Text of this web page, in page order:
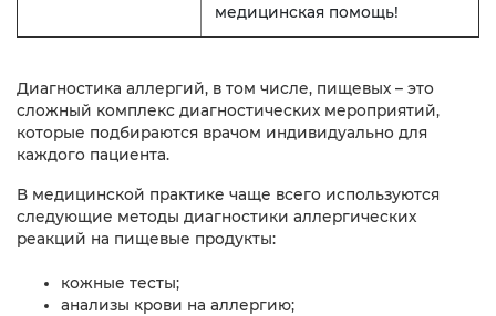
медицинская помощь!
Диагностика аллергий, в том числе, пищевых – это
сложный комплекс диагностических мероприятий,
которые подбираются врачом индивидуально для
каждого пациента.
В медицинской практике чаще всего используются
следующие методы диагностики аллергических
реакций на пищевые продукты:
кожные тесты;
анализы крови на аллергию;